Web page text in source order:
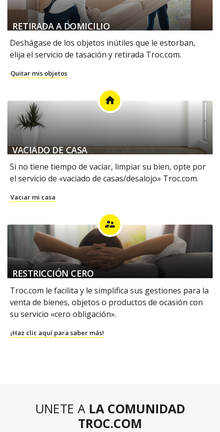
RETIRADA A DOMICILIO
Deshágase de los objetos inútiles que le estorban,
elija el servicio de tasación y retirada Troc.com.
Quitar mis objetos
home
VACIADO DE CASA
Si no tiene tiempo de vaciar, limpiar su bien, opte por
el servicio de «vaciado de casas/desalojo» Troc.com.
Vaciar mi casa
supervisor_account
RESTRICCIÓN CERO
Troc.com le facilita y le simplifica sus gestiones para la
venta de bienes, objetos o productos de ocasión con
su servicio «cero obligación».
¡Haz clic aquí para saber más!
UNETE A LA COMUNIDAD
TROC.COM